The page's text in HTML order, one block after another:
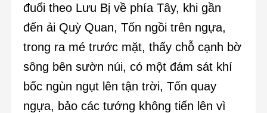
đuổi theo Lưu Bị về phía Tây, khi gần
đến ải Quỳ Quan, Tốn ngồi trên ngựa,
trong ra mé trước mặt, thấy chỗ cạnh bờ
sông bên sườn núi, có một đám sát khí
bốc ngùn ngụt lên tận trời, Tốn quay
ngựa, bảo các tướng không tiến lên vì